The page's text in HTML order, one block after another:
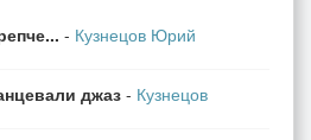
насмерть.
кружите в вальсе.
- Кузнецов Юрий
джаз - Кузнецов